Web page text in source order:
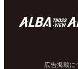
広告掲載に